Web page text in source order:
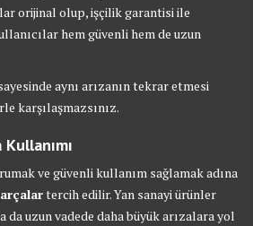
orijinal olup, işçilik garantisi ile
hem güvenli hem de uzun
aynı arızanın tekrar etmesi
karşılaşmazsınız.
ve güvenli kullanım sağlamak adına
tercih edilir. Yan sanayi ürünler
da uzun vadede daha büyük arızalara yol